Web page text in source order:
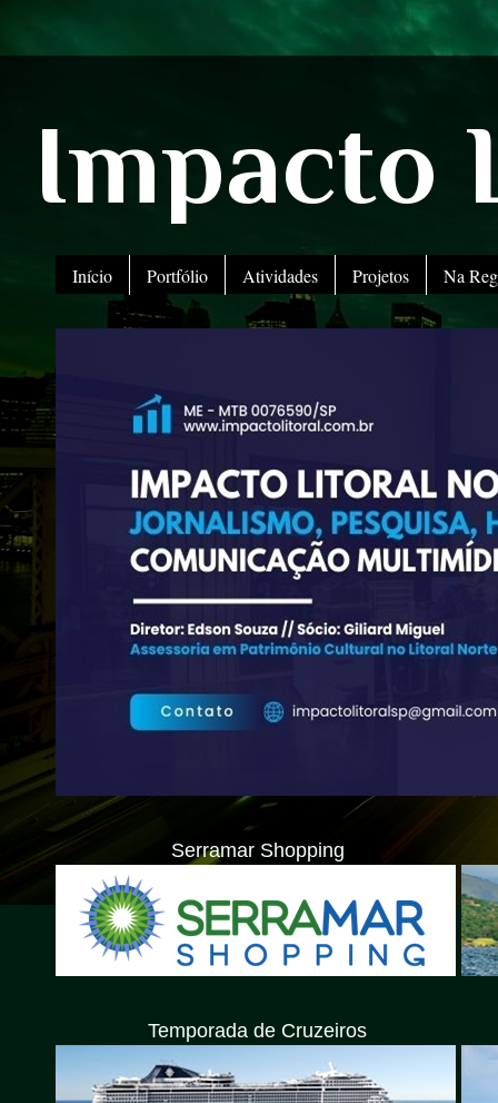
Impacto
Início Portfólio Atividades Projetos Na
Serramar Shopping
Temporada de Cruzeiros